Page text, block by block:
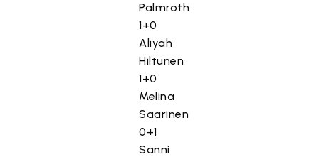
Palmroth
1+0
Aliyah
Hiltunen
1+0
Melina
Saarinen
0+1
Sanni